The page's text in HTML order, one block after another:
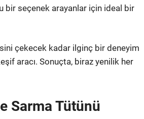
seçenek arayanlar için ideal bir
çekecek kadar ilginç bir deneyim
aracı. Sonuçta, biraz yenilik her
Sarma Tütünü